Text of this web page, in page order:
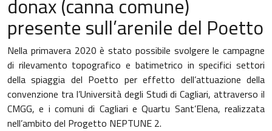
donax (canna comune)
presente sull’arenile del Poetto
Nella primavera 2020 è stato possibile svolgere le campagne
di rilevamento topografico e batimetrico in specifici settori
della spiaggia del Poetto per effetto dell’attuazione della
convenzione tra l’Università degli Studi di Cagliari, attraverso il
CMGG, e i comuni di Cagliari e Quartu Sant’Elena, realizzata
nell’ambito del Progetto NEPTUNE 2.